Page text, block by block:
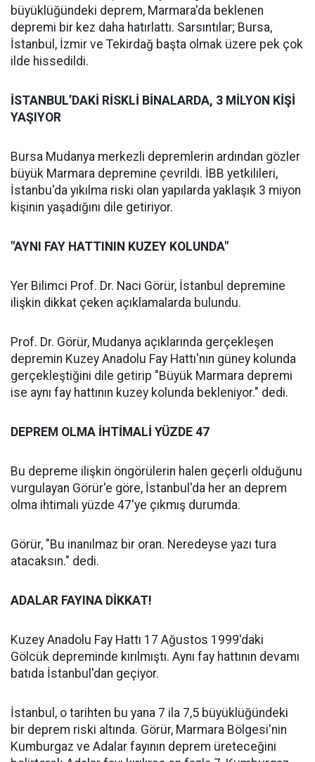
büyüklüğündeki deprem, Marmara'da beklenen
depremi bir kez daha hatırlattı. Sarsıntılar; Bursa,
İstanbul, İzmir ve Tekirdağ başta olmak üzere pek çok
ilde hissedildi.
İSTANBUL’DAKİ RİSKLİ BİNALARDA, 3 MİLYON KİŞİ
YAŞIYOR
Bursa Mudanya merkezli depremlerin ardından gözler
büyük Marmara depremine çevrildi. İBB yetkilileri,
İstanbu'da yıkılma riski olan yapılarda yaklaşık 3 miyon
kişinin yaşadığını dile getiriyor.
"AYNI FAY HATTININ KUZEY KOLUNDA"
Yer Bilimci Prof. Dr. Naci Görür, İstanbul depremine
ilişkin dikkat çeken açıklamalarda bulundu.
Prof. Dr. Görür, Mudanya açıklarında gerçekleşen
depremin Kuzey Anadolu Fay Hattı'nın güney kolunda
gerçekleştiğini dile getirip "Büyük Marmara depremi
ise aynı fay hattının kuzey kolunda bekleniyor." dedi.
DEPREM OLMA İHTİMALİ YÜZDE 47
Bu depreme ilişkin öngörülerin halen geçerli olduğunu
vurgulayan Görür'e göre, İstanbul'da her an deprem
olma ihtimali yüzde 47'ye çıkmış durumda.
Görür, "Bu inanılmaz bir oran. Neredeyse yazı tura
atacaksın." dedi.
ADALAR FAYINA DİKKAT!
Kuzey Anadolu Fay Hattı 17 Ağustos 1999'daki
Gölcük depreminde kırılmıştı. Aynı fay hattının devamı
batıda İstanbul'dan geçiyor.
İstanbul, o tarihten bu yana 7 ila 7,5 büyüklüğündeki
bir deprem riski altında. Görür, Marmara Bölgesi'nin
Kumburgaz ve Adalar fayının deprem üreteceğini